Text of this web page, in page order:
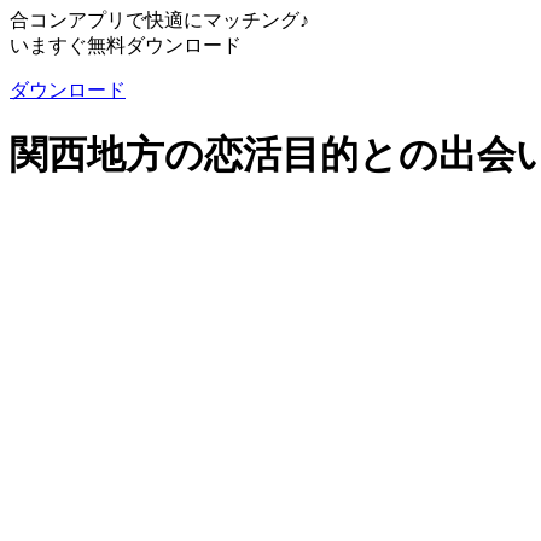
合コンアプリで快適にマッチング♪
いますぐ無料ダウンロード
ダウンロード
関西地方の恋活目的との出会